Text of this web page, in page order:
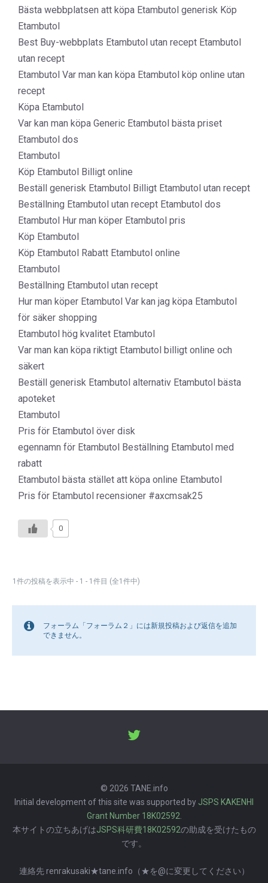
Bästa webbplatsen att köpa Etambutol generisk Köp
Etambutol
Best Buy-webbplats Etambutol utan recept Etambutol
utan recept
Etambutol Var man kan köpa Etambutol köp online utan
recept
Köpa Etambutol
Var kan man köpa Generic Etambutol bästa priset
Etambutol dos
Etambutol
Köp Etambutol Billigt online
Beställ generisk Etambutol Billigt Etambutol utan recept
Beställning Etambutol utan recept Etambutol dos
Etambutol Hur man köper Etambutol pris
Köp Etambutol
Köp Etambutol Rabatt Etambutol online
Etambutol
Beställning Etambutol utan recept
Hur man köper Etambutol Var kan jag köpa Etambutol
för säker shopping
Etambutol hög kvalitet Etambutol
Var man kan köpa riktigt Etambutol billigt online och
säkert
Beställ generisk Etambutol alternativ Etambutol bästa
apoteket
Etambutol
Pris för Etambutol över disk
egennamn för Etambutol Beställning Etambutol med
rabatt
Etambutol bästa stället att köpa online Etambutol
Pris för Etambutol recensioner #axcmsak25
0
1件の投稿を表示中 - 1 - 1件目 (全1件中)
フォーラム「フォーラム２」には新規投稿および返信を追加
できません。
© 2026 TANE.info
Initial development of this site was supported by JSPS KAKENHI
Grant Number 18K02592
本サイトの立ちあげはJSPS科研費18K02592の助成を受けたもの
です。
連絡先 renrakusaki★tane.info（★を@に変更してください）